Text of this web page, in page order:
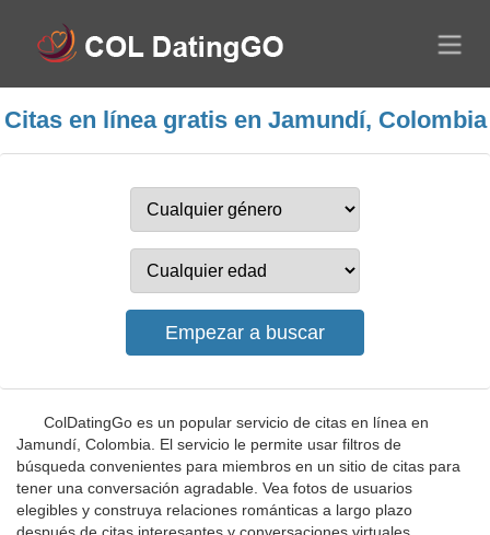
Citas en línea gratis en Jamundí, Colombia
ColDatingGo es un popular servicio de citas en línea en
Jamundí, Colombia. El servicio le permite usar filtros de
búsqueda convenientes para miembros en un sitio de citas para
tener una conversación agradable. Vea fotos de usuarios
elegibles y construya relaciones románticas a largo plazo